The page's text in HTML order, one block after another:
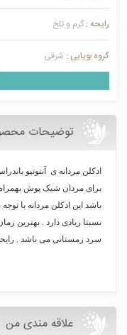
رایحه : گرم و تلخ
گروه بویایی : شرقی
توضیحات
ادکلن مردانه ی آنتوتیو
برای مردان شیک پوش
باشد این ادکلن مردانه با
نسبتا زیادی دارد . بهترین
سرد زمستانی می باشد .
علاقه مندی من